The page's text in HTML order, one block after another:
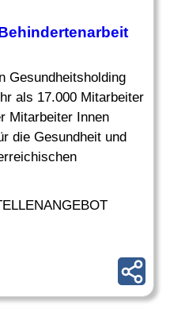
Gesundheitsholding
als 17.000 Mitarbeiter
Mitarbeiter Innen
die Gesundheit und